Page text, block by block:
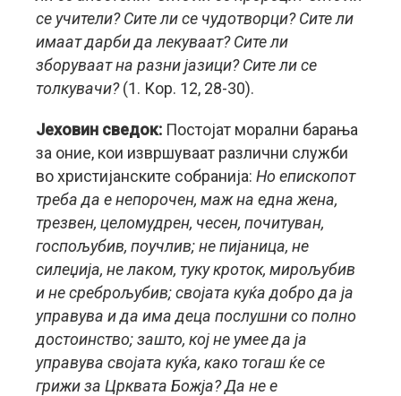
се учители? Сите ли се чудотворци? Сите ли
имаат дарби да лекуваат? Сите ли
зборуваат на разни јазици? Сите ли се
толкувачи?(1. Кор. 12, 28-30).
Јеховин сведок: Постојат морални барања
за оние, кои извршуваат различни служби
во христијанските собранија: Но епископот
треба да е непорочен, маж на една жена,
трезвен, целомудрен, чесен, почитуван,
госпољубив, поучлив; не пијаница, не
силеџија, не лаком, туку кроток, мирољубив
и не среброљубив; својата куќа добро да ја
управува и да има деца послушни со полно
достоинство; зашто, кој не умее да ја
управува својата куќа, како тогаш ќе се
грижи за Црквата Божја? Да не е